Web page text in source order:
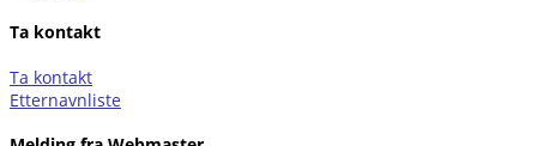
Ta kontakt
Ta kontakt
Etternavnliste